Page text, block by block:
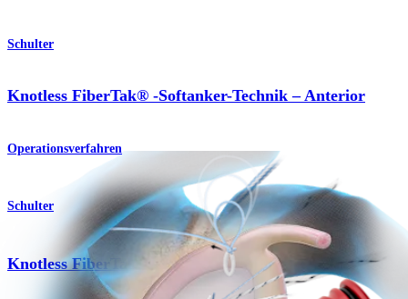
Schulter
Knotless FiberTak® -Softanker-Technik – Anterior
Operationsverfahren
Schulter
Knotless FiberTak -Softanker